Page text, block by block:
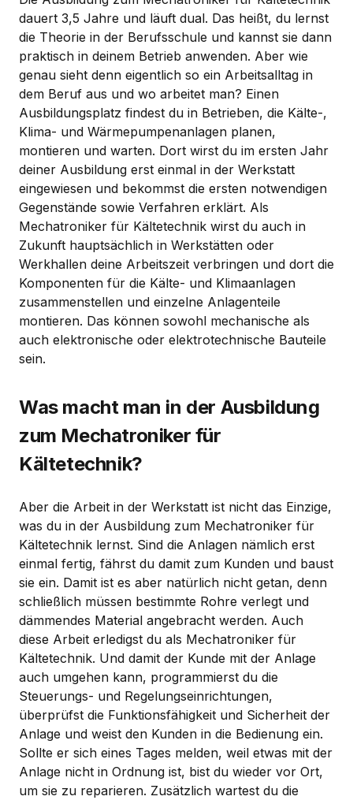
dauert 3,5 Jahre und läuft dual. Das heißt, du lernst
die Theorie in der Berufsschule und kannst sie dann
praktisch in deinem Betrieb anwenden. Aber wie
genau sieht denn eigentlich so ein Arbeitsalltag in
dem Beruf aus und wo arbeitet man? Einen
Ausbildungsplatz findest du in Betrieben, die Kälte-,
Klima- und Wärmepumpenanlagen planen,
montieren und warten. Dort wirst du im ersten Jahr
deiner Ausbildung erst einmal in der Werkstatt
eingewiesen und bekommst die ersten notwendigen
Gegenstände sowie Verfahren erklärt. Als
Mechatroniker für Kältetechnik wirst du auch in
Zukunft hauptsächlich in Werkstätten oder
Werkhallen deine Arbeitszeit verbringen und dort die
Komponenten für die Kälte- und Klimaanlagen
zusammenstellen und einzelne Anlagenteile
montieren. Das können sowohl mechanische als
auch elektronische oder elektrotechnische Bauteile
sein.
Was macht man in der Ausbildung
zum Mechatroniker für
Kältetechnik?
Aber die Arbeit in der Werkstatt ist nicht das Einzige,
was du in der Ausbildung zum Mechatroniker für
Kältetechnik lernst. Sind die Anlagen nämlich erst
einmal fertig, fährst du damit zum Kunden und baust
sie ein. Damit ist es aber natürlich nicht getan, denn
schließlich müssen bestimmte Rohre verlegt und
dämmendes Material angebracht werden. Auch
diese Arbeit erledigst du als Mechatroniker für
Kältetechnik. Und damit der Kunde mit der Anlage
auch umgehen kann, programmierst du die
Steuerungs- und Regelungseinrichtungen,
überprüfst die Funktionsfähigkeit und Sicherheit der
Anlage und weist den Kunden in die Bedienung ein.
Sollte er sich eines Tages melden, weil etwas mit der
Anlage nicht in Ordnung ist, bist du wieder vor Ort,
um sie zu reparieren. Zusätzlich wartest du die